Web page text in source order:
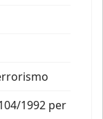
1992 per